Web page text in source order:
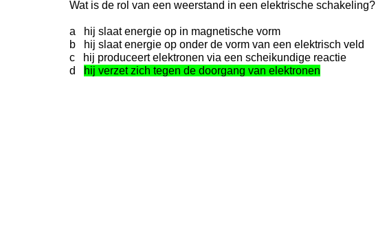
Wat is de rol van een weerstand in een elektrische schakeling?
a hij slaat energie op in magnetische vorm
b hij slaat energie op onder de vorm van een elektrisch veld
c hij produceert elektronen via een scheikundige reactie
d
hij verzet zich tegen de doorgang van elektronen